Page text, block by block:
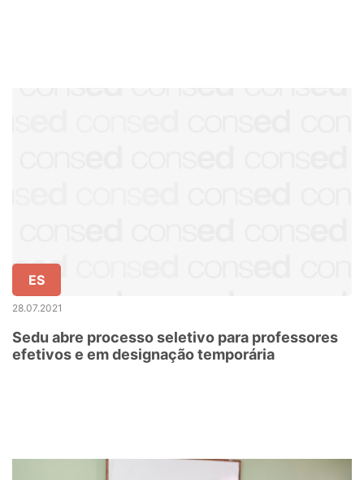
ES
28.07.2021
Sedu abre processo seletivo para professores
efetivos e em designação temporária